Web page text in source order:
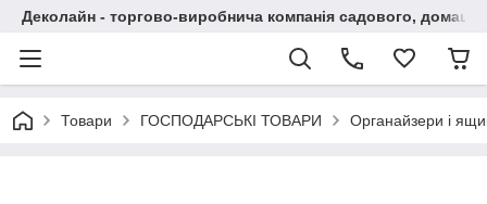
Деколайн - торгово-виробнича компанія садового,
Товари ГОСПОДАРСЬКІ ТОВАРИ Органайзери і